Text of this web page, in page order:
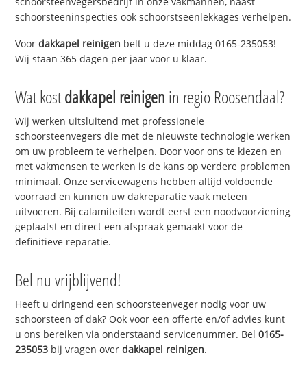
schoorsteeninspecties ook schoorstseenlekkages verhelpen.
Voordakkapel reinigen belt u deze middag 0165-235053!
Wij staan 365 dagen per jaar voor u klaar.
Wat kostdakkapel reinigen in regio Roosendaal?
Wij werken uitsluitend met professionele
schoorsteenvegers die met de nieuwste technologie werken
om uw probleem te verhelpen. Door voor ons te kiezen en
met vakmensen te werken is de kans op verdere problemen
minimaal. Onze servicewagens hebben altijd voldoende
voorraad en kunnen uw dakreparatie vaak meteen
uitvoeren. Bij calamiteiten wordt eerst een noodvoorziening
geplaatst en direct een afspraak gemaakt voor de
definitieve reparatie.
Bel nu vrijblijvend!
Heeft u dringend een schoorsteenveger nodig voor uw
schoorsteen of dak? Ook voor een offerte en/of advies kunt
u ons bereiken via onderstaand servicenummer. Bel0165-
235053 bij vragen overdakkapel reinigen.